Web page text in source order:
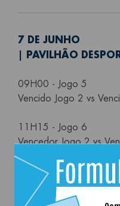
7 DE JUNHO
| PAVILHÃO
09H00 - Jogo 5
Vencido Jogo 2 vs
11H15 - Jogo 6
Vencedor Jogo 2 vs